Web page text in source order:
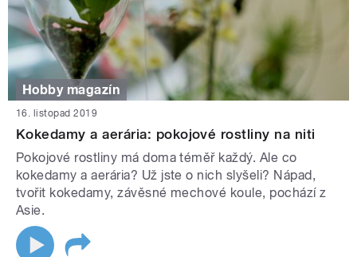
Hobby magazín
16. listopad 2019
Kokedamy a aerária: pokojové rostliny na niti
Pokojové rostliny má doma téměř každý. Ale co
kokedamy a aerária? Už jste o nich slyšeli? Nápad,
tvořit kokedamy, závěsné mechové koule, pochází z
Asie.